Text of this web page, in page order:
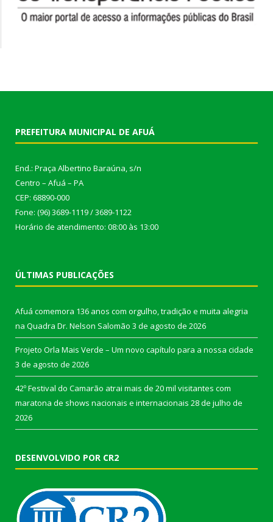
PREFEITURA MUNICIPAL DE AFUÁ
End.: Praça Albertino Baraúna, s/n
Centro – Afuá – PA
CEP: 68890-000
Fone: (96) 3689-1119 / 3689-1122
Horário de atendimento: 08:00 às 13:00
ÚLTIMAS PUBLICAÇÕES
Afuá comemora 136 anos com orgulho, tradição e muita alegria
na Quadra Dr. Nelson Salomão 3 de agosto de 2026
Projeto Orla Mais Verde – Um novo capítulo para a nossa cidade
3 de agosto de 2026
42º Festival do Camarão atrai mais de 20 mil visitantes com
maratona de shows nacionais e internacionais 28 de julho de
2026
DESENVOLVIDO POR CR2